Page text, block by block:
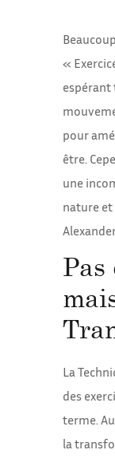
«
espérant
pour
être.
une
nature et
Pas
La
des
terme.
la